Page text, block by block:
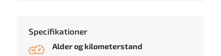
Specifikationer
Alder og kilometerstand